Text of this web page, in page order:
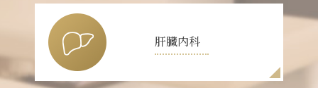
肝臓内科